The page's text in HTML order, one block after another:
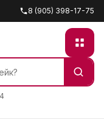
8 (905) 398-17-75